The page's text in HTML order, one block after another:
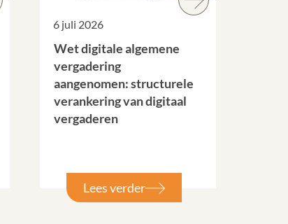
6 juli 2026
Wet digitale algemene
vergadering
aangenomen: structurele
verankering van digitaal
vergaderen
Lees verder